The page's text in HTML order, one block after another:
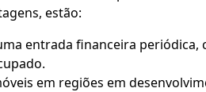
estão:
entrada financeira periódica,
em regiões em